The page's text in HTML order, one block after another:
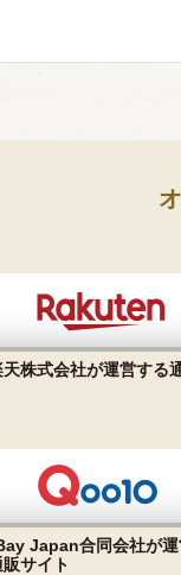
株式会社が運営する
Japan合同会社が運
販サイト